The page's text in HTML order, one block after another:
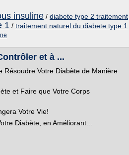
insuline / diabete type 2 traitement
1 / traitement naturel du diabete type 1
et à ...
Résoudre Votre Diabète de Manière
et Faire que Votre Corps
Votre Vie!
Diabète, en Améliorant...